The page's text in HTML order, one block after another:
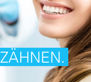
ZÄHNEN.